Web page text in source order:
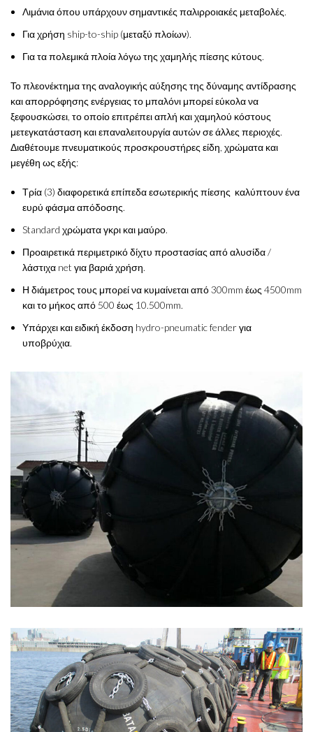
Λιμάνια όπου υπάρχουν σημαντικές παλιρροιακές μεταβολές.
Για χρήση ship-to-ship (μεταξύ πλοίων).
Για τα πολεμικά πλοία λόγω της χαμηλής πίεσης κύτους.
Το πλεονέκτημα της αναλογικής αύξησης της δύναμης αντίδρασης
και απορρόφησης ενέργειας το μπαλόνι μπορεί εύκολα να
ξεφουσκώσει, το οποίο επιτρέπει απλή και χαμηλού κόστους
μετεγκατάσταση και επαναλειτουργία αυτών σε άλλες περιοχές.
Διαθέτουμε πνευματικούς προσκρουστήρες είδη, χρώματα και
μεγέθη ως εξής:
Τρία (3) διαφορετικά επίπεδα εσωτερικής πίεσης καλύπτουν ένα
ευρύ φάσμα απόδοσης.
Standard χρώματα γκρι και μαύρο.
Προαιρετικά περιμετρικό δίχτυ προστασίας από αλυσίδα /
λάστιχα net για βαριά χρήση.
Η διάμετρος τους μπορεί να κυμαίνεται από 300mm έως 4500mm
και το μήκος από 500 έως 10.500mm.
Υπάρχει και ειδική έκδοση hydro-pneumatic fender για
υποβρύχια.